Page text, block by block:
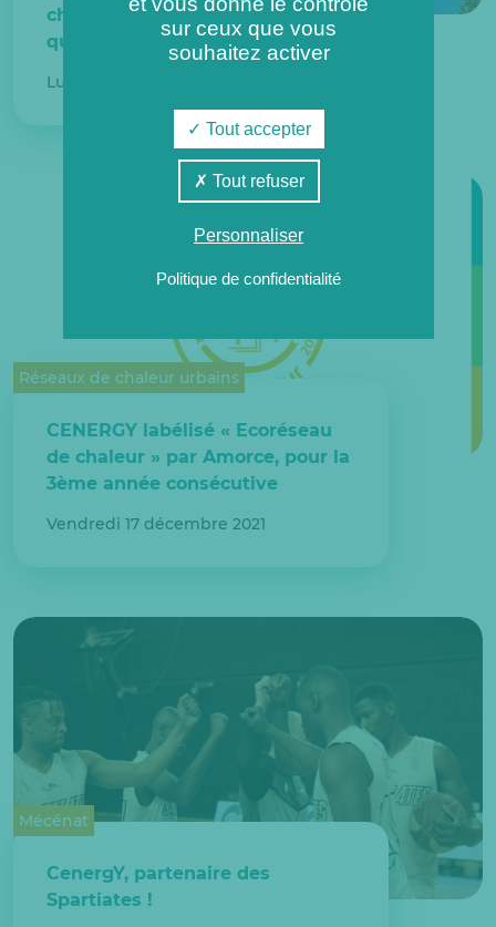
cheminée pour la chaufferie du
quartier Axe Majeur-Horloge.
Lundi 20 décembre 2021
Réseaux de chaleur urbains
CENERGY labélisé « Ecoréseau
de chaleur » par Amorce, pour la
3ème année consécutive
Vendredi 17 décembre 2021
Mécénat
CenergY, partenaire des
Spartiates !
sur ceux que vous
souhaitez activer
Tout accepter
Tout refuser
Personnaliser
Politique de confidentialité